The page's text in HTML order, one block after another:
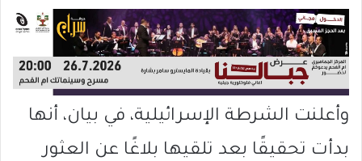
وأعلنت الشرطة الإسرائيلية، في بيان، أنها
بدأت تحقيقًا بعد تلقيها بلاغًا عن العثور